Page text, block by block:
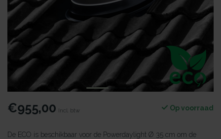
€955,00 Incl. btw Op voorraad
De ECO is beschikbaar voor de Powerdaylight Ø 35 cm om de